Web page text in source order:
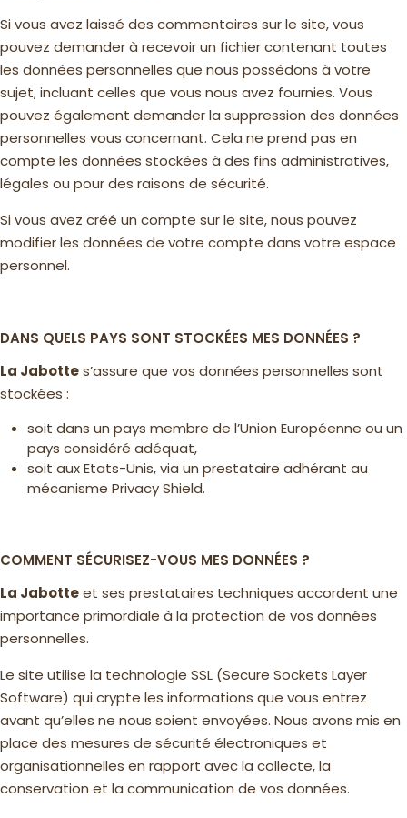
Si vous avez laissé des commentaires sur le site, vous
pouvez demander à recevoir un fichier contenant toutes
les données personnelles que nous possédons à votre
sujet, incluant celles que vous nous avez fournies. Vous
pouvez également demander la suppression des données
personnelles vous concernant. Cela ne prend pas en
compte les données stockées à des fins administratives,
légales ou pour des raisons de sécurité.
Si vous avez créé un compte sur le site, nous pouvez
modifier les données de votre compte dans votre espace
personnel.
DANS QUELS PAYS SONT STOCKÉES MES DONNÉES ?
La Jabottes’assure que vos données personnelles sont
stockées :
soit dans un pays membre de l’Union Européenne ou un
pays considéré adéquat,
soit aux Etats-Unis, via un prestataire adhérant au
mécanisme Privacy Shield.
COMMENT SÉCURISEZ-VOUS MES DONNÉES ?
La Jabotteet ses prestataires techniques accordent une
importance primordiale à la protection de vos données
personnelles.
Le site utilise la technologie SSL (Secure Sockets Layer
Software) qui crypte les informations que vous entrez
avant qu’elles ne nous soient envoyées. Nous avons mis en
place des mesures de sécurité électroniques et
organisationnelles en rapport avec la collecte, la
conservation et la communication de vos données.